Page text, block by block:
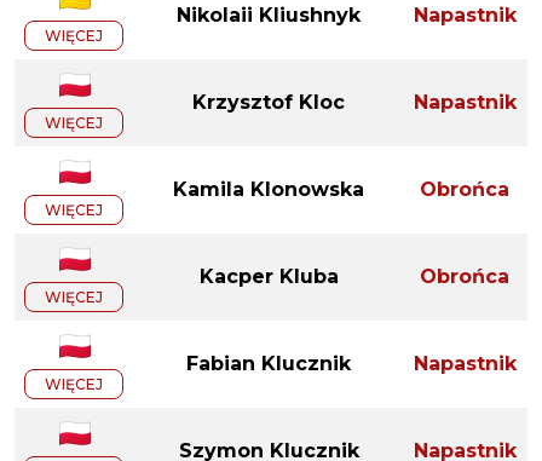
WIĘCEJ
Nikolaii Kliushnyk Napastnik
WIĘCEJ
Krzysztof Kloc Napastnik
WIĘCEJ
Kamila Klonowska Obrońca
WIĘCEJ
Kacper Kluba Obrońca
WIĘCEJ
Fabian Klucznik Napastnik
Szymon Klucznik Napastnik